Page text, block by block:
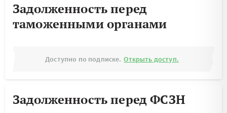
Задолженность перед
таможенными органами
Доступно по подписке. Открыть доступ.
Задолженность перед ФСЗН